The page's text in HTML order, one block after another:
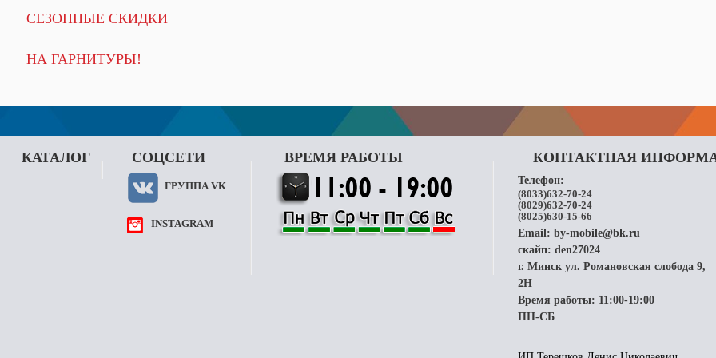
СЕЗОННЫЕ СКИДКИ
НА ГАРНИТУРЫ!
КАТАЛОГ СОЦСЕТИ
ГРУППА VK
INSTAGRAM
ВРЕМЯ РАБОТЫ КОНТАКТНАЯ
Телефон:
(8033)632-70-24
(8029)632-70-24
(8025)630-15-66
Email: by-mobile@bk.ru
скайп: den27024
г. Минск ул. Романовская слобода 9,
2H
Время работы: 11:00-19:00
ПН-СБ